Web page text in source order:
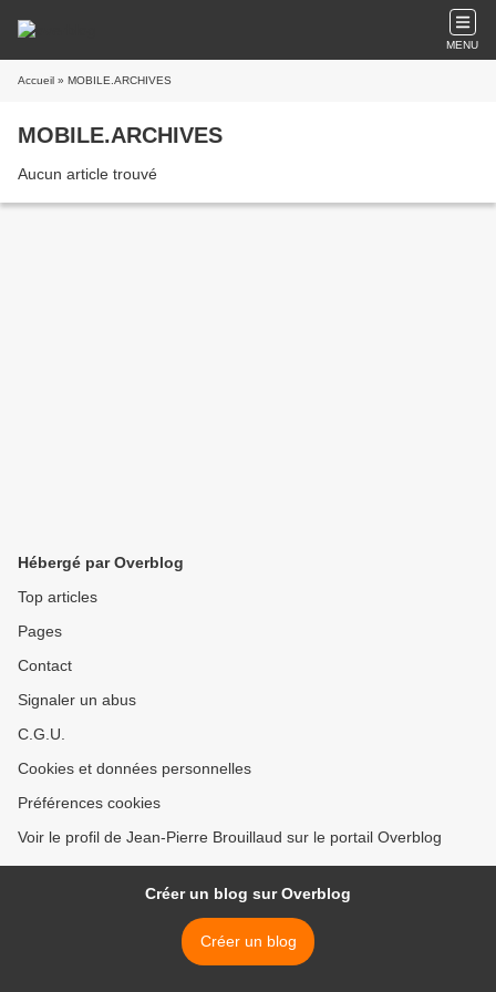
MENU
Accueil » MOBILE.ARCHIVES
MOBILE.ARCHIVES
Aucun article trouvé
Hébergé par Overblog
Top articles
Pages
Contact
Signaler un abus
C.G.U.
Cookies et données personnelles
Préférences cookies
Voir le profil de Jean-Pierre Brouillaud sur le portail Overblog
Créer un blog sur Overblog
Créer un blog